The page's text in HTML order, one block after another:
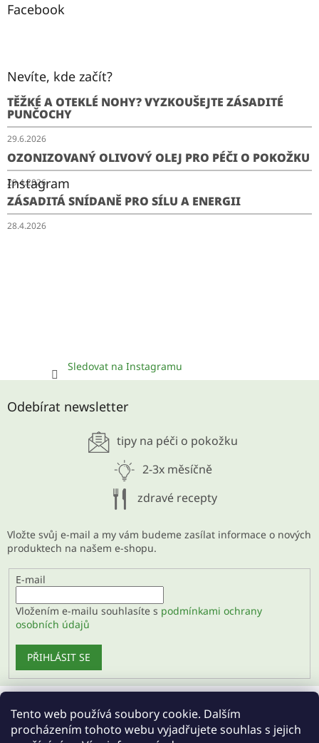
Tento web používá soubory cookie. Dalším
procházením tohoto webu vyjadřujete souhlas s jejich
Facebook
Nevíte, kde začít?
TĚŽKÉ A OTEKLÉ NOHY? VYZKOUŠEJTE ZÁSADITÉ
PUNČOCHY
29.6.2026
OZONIZOVANÝ OLIVOVÝ OLEJ PRO PÉČI O POKOŽKU
29.4.2026
ZÁSADITÁ SNÍDANĚ PRO SÍLU A ENERGII
28.4.2026
Instagram
Sledovat na Instagramu
Odebírat newsletter
tipy na péči o pokožku
2-3x měsíčně
zdravé recepty
Vložte svůj e-mail a my vám budeme zasílat informace o nových
produktech na našem e-shopu.
E-mail
Vložením e-mailu souhlasíte s podmínkami ochrany
osobních údajů
PŘIHLÁSIT SE
Velkoobchod